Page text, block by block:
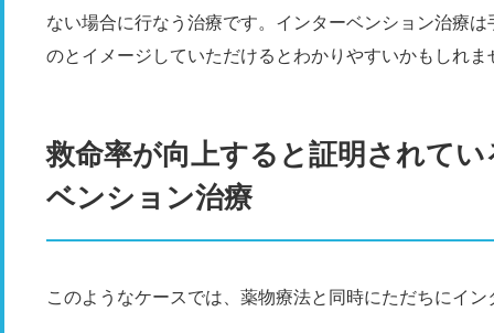
ない場合に行なう治療です。インターベンション治療
のとイメージしていただけるとわかりやすいかもしれま
救命率が向上すると証明されて
ベンション治療
このようなケースでは、薬物療法と同時にただちにイ